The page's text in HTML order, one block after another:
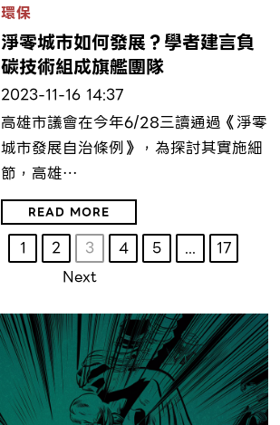
環保
淨零城市如何發展？學者建言負
碳技術組成旗艦團隊
2023-11-16 14:37
高雄市議會在今年6/28三讀通過《淨零
城市發展自治條例》，為探討其實施細
節，高雄…
READ MORE
1 2 3 4 5 ...
17
Next